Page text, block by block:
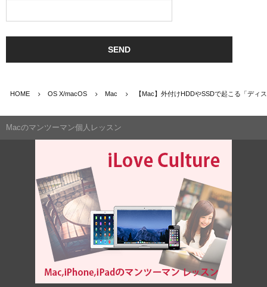
HOME OS X/macOS Mac 【Mac】外付けHDDやSSDで起こる「ディ
Macのマンツーマン個人レッスン